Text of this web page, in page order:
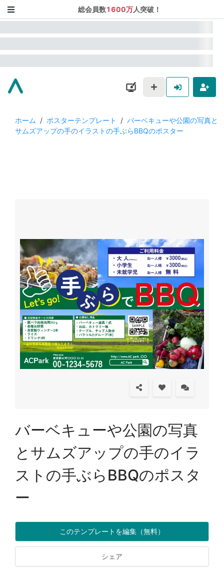
総会員数1600万人突破！
ホーム / ポスターテンプレート / バーベキューや公園の写真と
サムズアップの手のイラストの手ぶらBBQのポスター
バーベキューや公園の写真
とサムズアップの手のイラ
ストの手ぶらBBQのポスタ
ー
このテンプレートを編集（無料）
シェア